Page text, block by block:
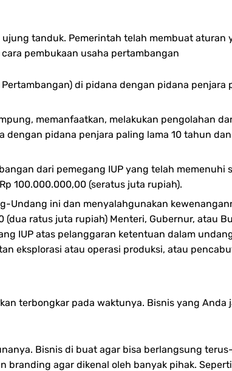
tanduk. Pemerintah telah membuat aturan
pembukaan usaha pertambangan
di pidana dengan pidana penjara
memanfaatkan, melakukan pengolahan
pidana penjara paling lama 10 tahun
dari pemegang IUP yang telah memenuhi
100.000.000,00 (seratus juta rupiah).
ini dan menyalahgunakan
ratus juta rupiah) Menteri, Gubernur, atau
IUP atas pelanggaran ketentuan dalam
eksplorasi atau operasi produksi, atau
terbongkar pada waktunya. Bisnis yang Anda
Bisnis di buat agar bisa berlangsung
agar dikenal oleh banyak pihak.